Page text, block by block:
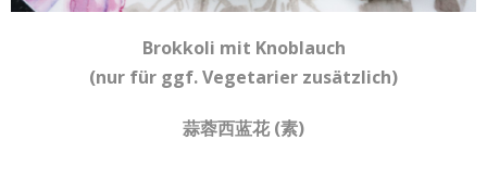
Brokkoli mit Knoblauch
(nur für ggf. Vegetarier zusätzlich)
蒜蓉西蓝花 (素)